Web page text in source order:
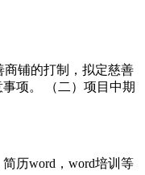
铺的打制，拟定慈善
项。 （二）项目中期
历word，word培训等